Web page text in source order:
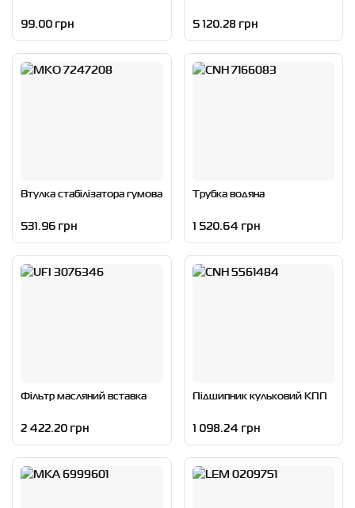
99.00 грн 5 120.28 грн
Втулка стабілізатора гумова
531.96 грн
Трубка водяна
1 520.64 грн
Фільтр масляний вставка
2 422.20 грн
Підшипник кульковий КПП
1 098.24 грн